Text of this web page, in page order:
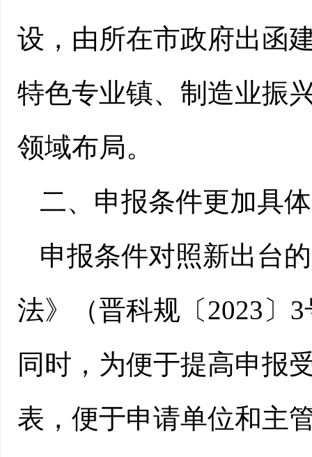
设，由所在市政府出函
特色专业镇、制造业振
领域布局。
二、 申报条件更加具体
申报条件对照新出台
法》（晋科规〔2023〕
同时，为便于提高申报
表，便于申请单位和主